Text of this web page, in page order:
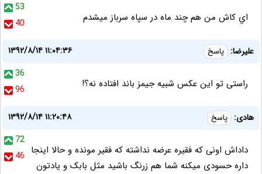
53
40
اي كاش من هم چند ماه در سپاه سرباز ميشدم
علیرضا: پاسخ
۱۳۹۲/۸/۱۴ ۱۱:۰۴:۳۶
36
96
راستی تو این عکس شبیه جیمز باند افتاده نه؟!
هادی: پاسخ
۱۳۹۲/۸/۱۴ ۱۱:۲۰:۴۸
72
46 داداش اونی که فقیره عرضه نداشته که فقیر مونده و حالا اینجا
داره حسودی میکنه شما هم زرنگ باشید مثل بابک و یادتون